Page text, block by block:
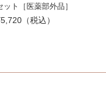
ット［医薬部外品］
（税込）